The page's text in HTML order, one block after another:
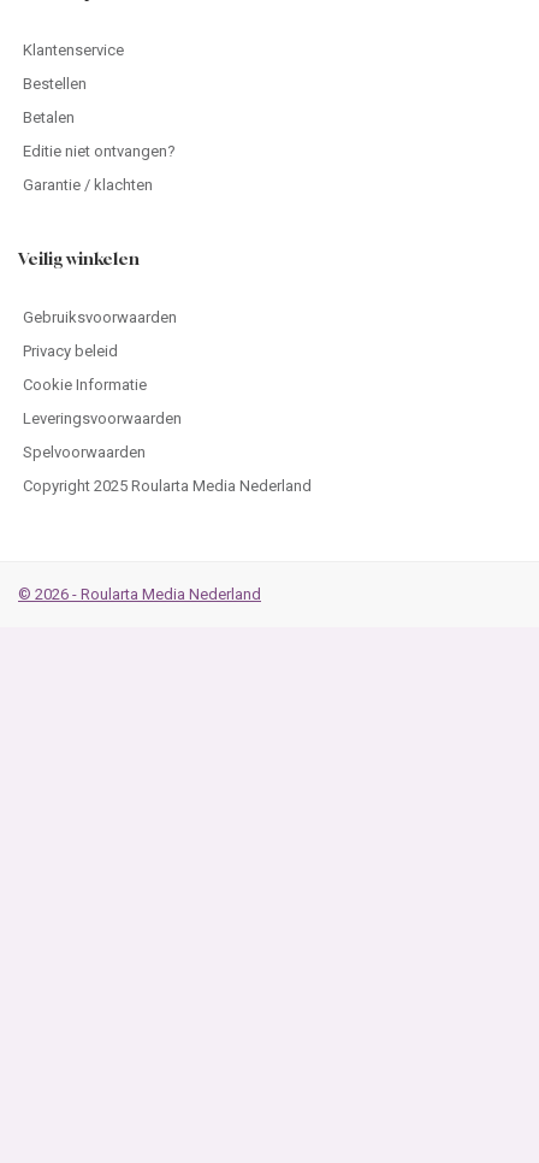
Klantenservice
Bestellen
Betalen
Editie niet ontvangen?
Garantie / klachten
Veilig winkelen
Gebruiksvoorwaarden
Privacy beleid
Cookie Informatie
Leveringsvoorwaarden
Spelvoorwaarden
Copyright 2025 Roularta Media Nederland
© 2026 - Roularta Media Nederland